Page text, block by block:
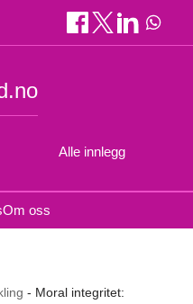
Alle innlegg
Om oss
- Moral integritet: